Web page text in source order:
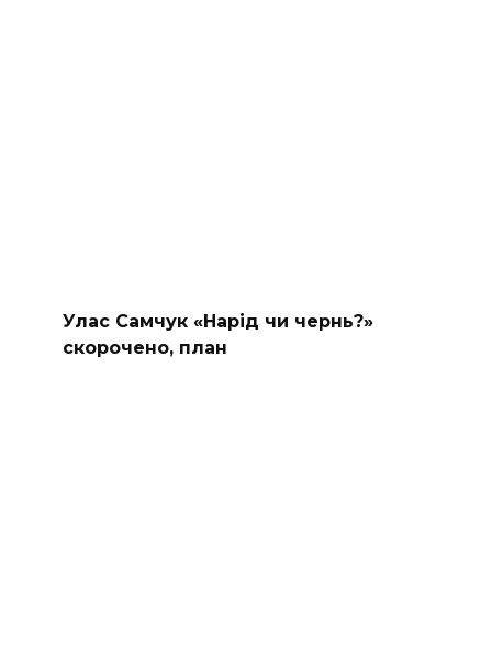
Улас Самчук «Нарід чи чернь?»
скорочено, план